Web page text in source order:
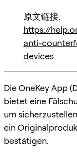
原文链接:
https://
anti-
devices
Die OneKey App
bietet eine
um
ein
bestätigen.